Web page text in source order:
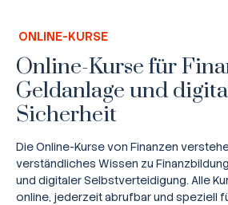
Online Kurse
ONLINE-KURSE
Online-Kurse für
Geldanlage und
Sicherheit
Die Online-Kurse von Finanzen
verständliches Wissen zu
und digitaler Selbstverteidigung. Alle
online, jederzeit abrufbar und speziell